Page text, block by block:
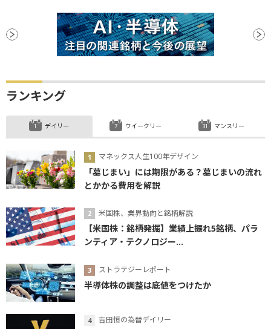
ランキング
デイリー
マネックス人生100年デザイン
「墓じまい」には期限がある？墓じまいの流れ
とかかる費用を解説
米国株、業界動向と銘柄解説
【米国株：銘柄発掘】業績上振れ5銘柄、パラ
ンティア・テクノロジー...
ストラテジーレポート
半導体株の調整は底値をつけたか
吉田恒の為替デイリー
ウイークリー マンスリー